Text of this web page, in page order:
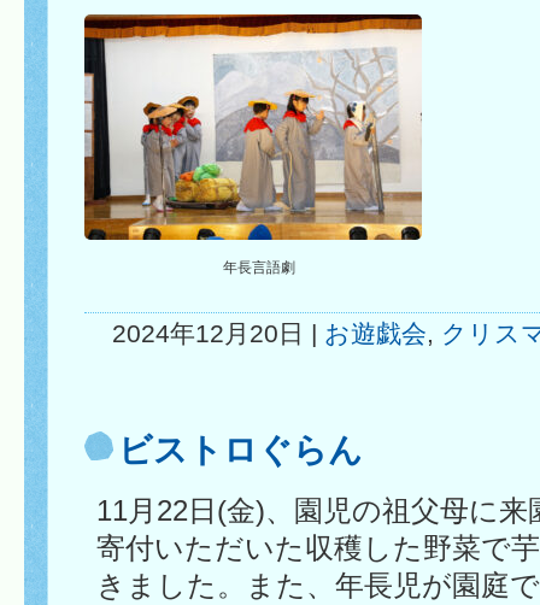
年長言語劇
2024年12月20日 | お遊戯会, クリス
ビストロぐらん
11月22日(金)、園児の祖父母に
寄付いただいた収穫した野菜で
きました。また、年長児が園庭